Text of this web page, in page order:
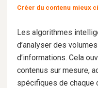
Créer du contenu mieux
Les algorithmes
d’analyser des
d’informations. Cela
contenus sur mesure,
spécifiques de chaque